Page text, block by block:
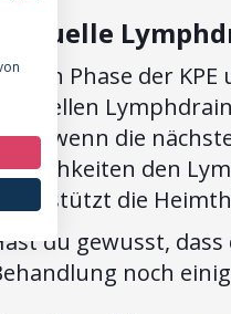
nach Phase der
wenn die
den
die
du gewusst,
noch